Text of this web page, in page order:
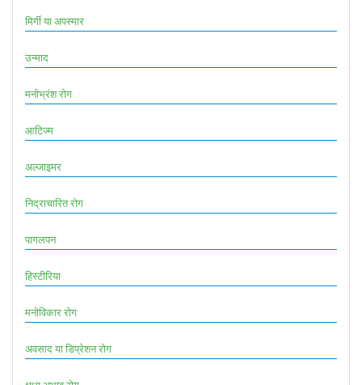
मिर्गी या अपस्मार
उन्माद
मनोभ्रंश रोग
आटिज्म
अल्जाइमर
निद्राचारित रोग
पागलपन
हिस्टीरिया
मनोविकार रोग
अवसाद या डिप्रेशन रोग